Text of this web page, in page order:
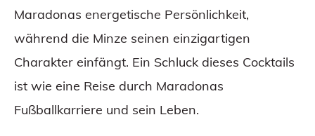
Maradonas energetische Persönlichkeit,
während die Minze seinen einzigartigen
Charakter einfängt. Ein Schluck dieses Cocktails
ist wie eine Reise durch Maradonas
Fußballkarriere und sein Leben.